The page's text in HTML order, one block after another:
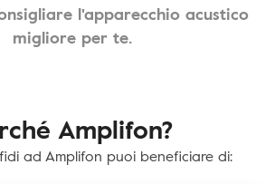
l'apparecchio acustico
migliore per te.
Amplifon?
ad Amplifon puoi beneficiare di: